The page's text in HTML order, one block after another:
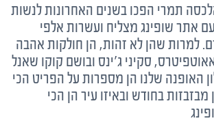
תמרי הפכו בשנים האחרונות לנשות
אתר שופינג מצליח ועשרות אלפי
למרות שהן לא זהות, הן חולקות אהבה
סקיני ג'ינס ובושם קוקו שאנל
האופנה שלנו הן מספרות על הפריט הכי
בחודש ובאיזו עיר הן הכי